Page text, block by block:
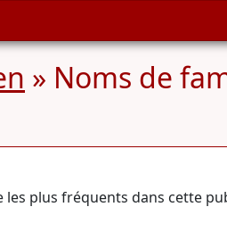
» Noms de
les plus fréquents dans cette